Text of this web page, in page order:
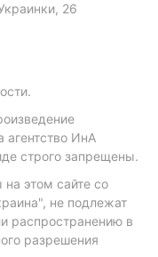
26
ИнА
строго запрещены.
этом сайте со
не подлежат
распространению в
разрешения